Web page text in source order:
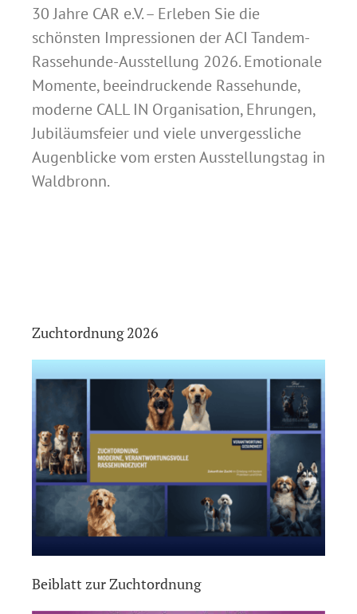
30 Jahre CAR e.V. – Erleben Sie die
schönsten Impressionen der ACI Tandem-
Rassehunde-Ausstellung 2026. Emotionale
Momente, beeindruckende Rassehunde,
moderne CALL IN Organisation, Ehrungen,
Jubiläumsfeier und viele unvergessliche
Augenblicke vom ersten Ausstellungstag in
Waldbronn.
Zuchtordnung 2026
Beiblatt zur Zuchtordnung